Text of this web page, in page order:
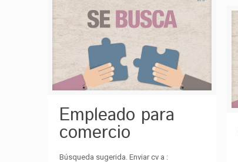
Empleado para
comercio
Búsqueda sugerida. Enviar cv a :